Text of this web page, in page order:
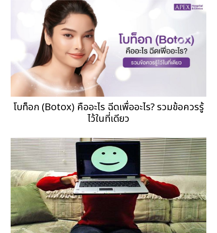
โบท็อก (Botox) คืออะไร ฉีดเพื่ออะไร? รวมข้อควรรู้
ไว้ในที่เดียว